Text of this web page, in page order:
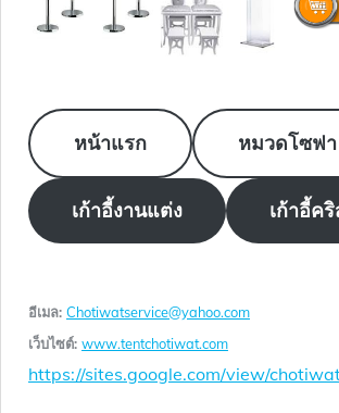
หน้าแรก หมวดโซฟา
เก้าอี้งานแต่ง เก้าอี้ค
อีเมล: Chotiwatservice@yahoo.com
เว็บไซต์: www.tentchotiwat.com
https://sites.google.com/view/